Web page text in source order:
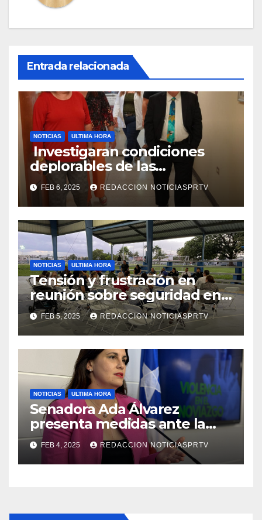
Entrada relacionada
NOTICIAS ULTIMA HORA
Investigaran condiciones
deplorables de las
facilidades el Departamento
de la Salud en Mayagüez
FEB 6, 2025 REDACCION NOTICIASPRTV
NOTICIAS ULTIMA HORA
Tensión y frustración en
reunión sobre seguridad en
Reparto Metropolitano
FEB 5, 2025 REDACCION NOTICIASPRTV
NOTICIAS ULTIMA HORA
Senadora Ada Álvarez
presenta medidas ante la
violencia en el noviazgo
FEB 4, 2025 REDACCION NOTICIASPRTV